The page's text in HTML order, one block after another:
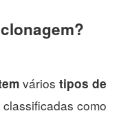
vários tipos de
como